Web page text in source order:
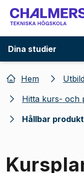
Gå
Dina studier
Hem
Hitta kurs- och
Hållbar